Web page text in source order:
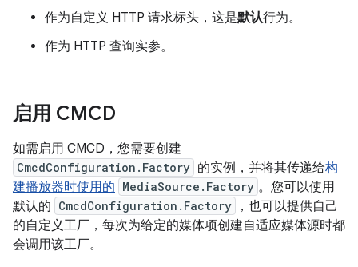
作为自定义 HTTP 请求标头，这是默认行为。
作为 HTTP 查询实参。
启用 CMCD
如需启用 CMCD，您需要创建
CmcdConfiguration.Factory 的实例，并将其传递给构
建播放器时使用的 MediaSource.Factory 。您可以使用
默认的 CmcdConfiguration.Factory
，也可以提供自己
的自定义工厂，每次为给定的媒体项创建自适应媒体源时都
会调用该工厂。